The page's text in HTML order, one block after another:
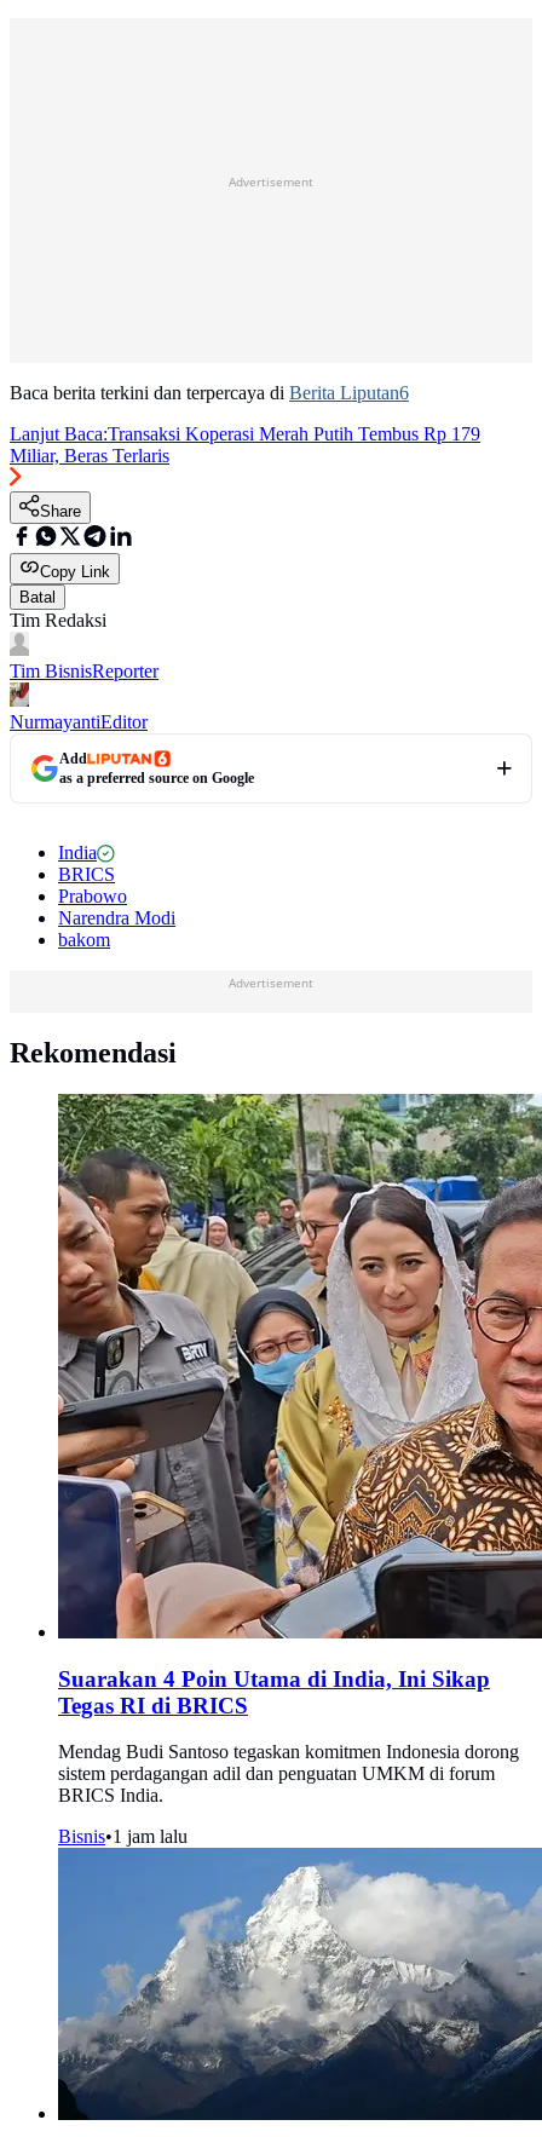
Advertisement
Baca berita terkini dan terpercaya di Berita Liputan6
Lanjut Baca:Transaksi Koperasi Merah Putih Tembus Rp 179
Miliar, Beras Terlaris
Share
Copy Link
Batal
Tim Redaksi
Tim BisnisReporter
NurmayantiEditor
Add
as a preferred source on Google
India
BRICS
Prabowo
Narendra Modi
bakom
Advertisement
Rekomendasi
Suarakan 4 Poin Utama di India, Ini Sikap
Tegas RI di BRICS
Mendag Budi Santoso tegaskan komitmen Indonesia dorong
sistem perdagangan adil dan penguatan UMKM di forum
BRICS India.
Bisnis•1 jam lalu